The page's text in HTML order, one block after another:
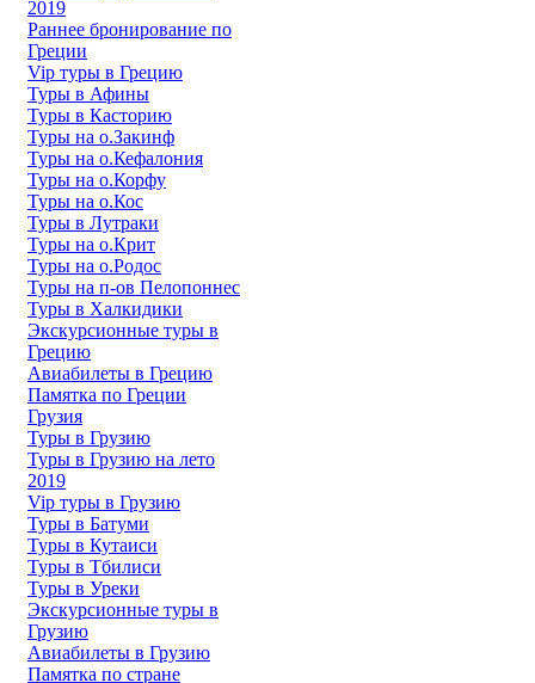
2019
Раннее бронирование по
Греции
Vip туры в Грецию
Туры в Афины
Туры в Касторию
Туры на о.Закинф
Туры на о.Кефалония
Туры на о.Корфу
Туры на о.Кос
Туры в Лутраки
Туры на о.Крит
Туры на о.Родос
Туры на п-ов Пелопоннес
Туры в Халкидики
Экскурсионные туры в
Грецию
Авиабилеты в Грецию
Памятка по Греции
Грузия
Туры в Грузию
Туры в Грузию на лето
2019
Vip туры в Грузию
Туры в Батуми
Туры в Кутаиси
Туры в Тбилиси
Туры в Уреки
Экскурсионные туры в
Грузию
Авиабилеты в Грузию
Памятка по стране